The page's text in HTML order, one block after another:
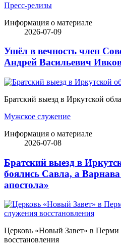
Пресс-релизы
Информация о материале
2026-07-09
Ушёл в вечность член
Андрей Васильевич
Братский выезд в Иркутской
Мужское служение
Информация о материале
2026-07-08
Братский выезд в
боялись Савла, а
апостола»
Церковь «Новый Завет» в Перми
восстановления